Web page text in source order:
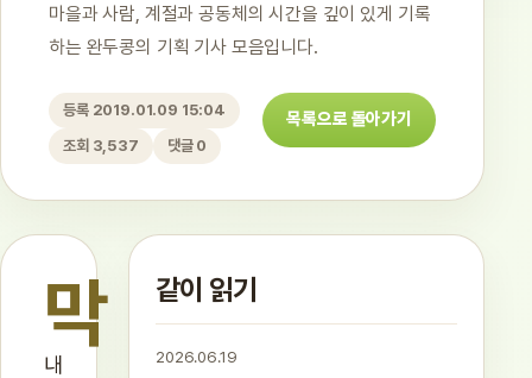
마을과 사람, 계절과 공동체의 시간을 깊이 있게 기록
하는 완두콩의 기획 기사 모음입니다.
등록 2019.01.09 15:04
조회 3,537
댓글 0
목록으로 돌아가기
막
내
같이 읽기
2026.06.19